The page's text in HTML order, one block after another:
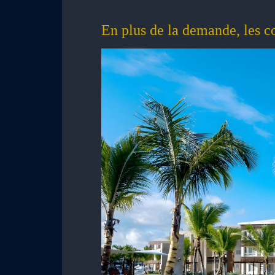
En plus de la demande, les